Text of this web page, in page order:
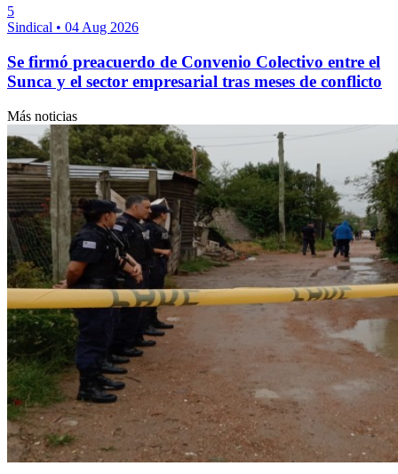
5
Sindical • 04 Aug 2026
Se firmó preacuerdo de Convenio Colectivo entre el
Sunca y el sector empresarial tras meses de conflicto
Más noticias